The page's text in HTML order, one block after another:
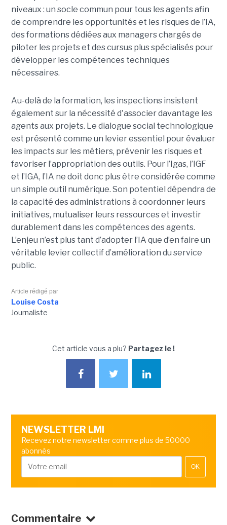
niveaux : un socle commun pour tous les agents afin
de comprendre les opportunités et les risques de l’IA,
des formations dédiées aux managers chargés de
piloter les projets et des cursus plus spécialisés pour
développer les compétences techniques
nécessaires.
Au-delà de la formation, les inspections insistent
également sur la nécessité d'associer davantage les
agents aux projets. Le dialogue social technologique
est présenté comme un levier essentiel pour évaluer
les impacts sur les métiers, prévenir les risques et
favoriser l’appropriation des outils. Pour l’Igas, l’IGF
et l’IGA, l’IA ne doit donc plus être considérée comme
un simple outil numérique. Son potentiel dépendra de
la capacité des administrations à coordonner leurs
initiatives, mutualiser leurs ressources et investir
durablement dans les compétences des agents.
L’enjeu n’est plus tant d’adopter l’IA que d’en faire un
véritable levier collectif d’amélioration du service
public.
Article rédigé par
Louise Costa
Journaliste
Cet article vous a plu? Partagez le !
NEWSLETTER LMI
Recevez notre newsletter comme plus de 50000
abonnés
OK
Commentaire